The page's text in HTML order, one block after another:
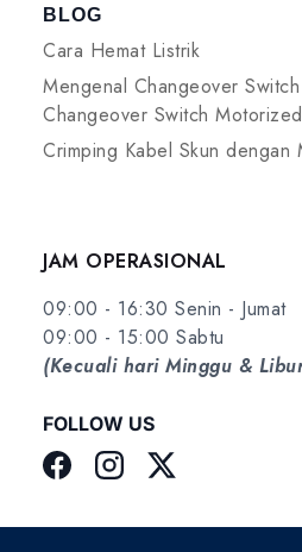
BLOG
Cara Hemat Listrik
Mengenal Changeover
Changeover Switch Motorized
Crimping Kabel Skun dengan
JAM OPERASIONAL
09:00 - 16:30 Senin - Jumat
09:00 - 15:00 Sabtu
(Kecuali hari Minggu &
FOLLOW US
FacebookInstagramTwitter